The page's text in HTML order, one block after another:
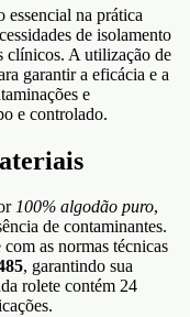
essencial na prática
de isolamento
clínicos. A utilização de
garantir a eficácia e a
e
e controlado.
100% algodão puro,
de contaminantes.
as normas técnicas
, garantindo sua
rolete contém 24